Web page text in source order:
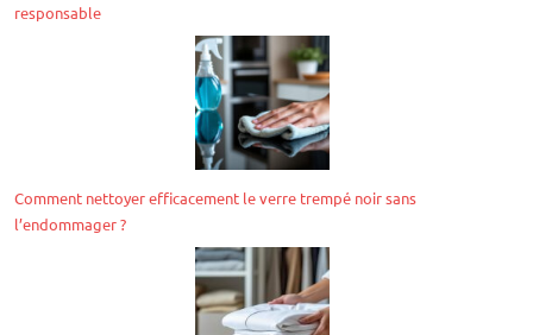
responsable
Comment nettoyer efficacement le verre trempé noir sans
l’endommager ?